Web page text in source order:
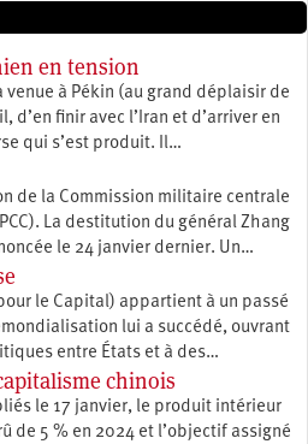
en tension
venue à Pékin (au grand déplaisir de
d’en finir avec l’Iran et d’arriver en
qui s’est produit. Il…
de la Commission militaire centrale
La destitution du général Zhang
le 24 janvier dernier. Un…
le Capital) appartient à un passé
lui a succédé, ouvrant
entre États et à des…
chinois
le 17 janvier, le produit intérieur
de 5 % en 2024 et l’objectif assigné